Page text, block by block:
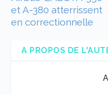
et A-380 atterrissent
en correctionnelle
A PROPOS DE